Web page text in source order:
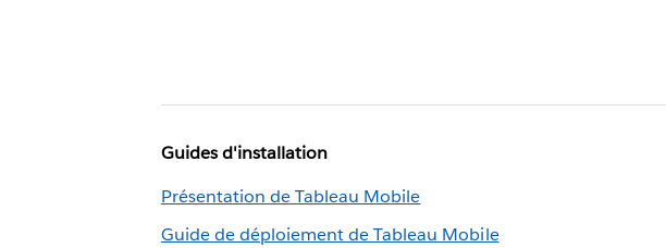
Guides d'installation
Présentation de Tableau Mobile
Guide de déploiement de Tableau Mobile